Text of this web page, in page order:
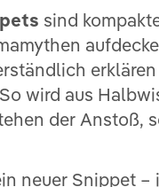
sind
wird aus
der Anstoß,
neuer Snippet –